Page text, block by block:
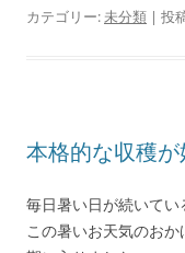
カテゴリー:未分類 | 投
本格的な収穫
毎日暑い日が続いてい
この暑いお天気のお